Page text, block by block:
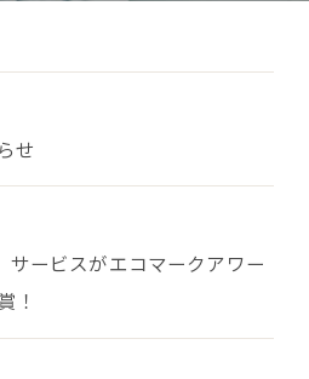
せ
サービスがエコマークアワー
！